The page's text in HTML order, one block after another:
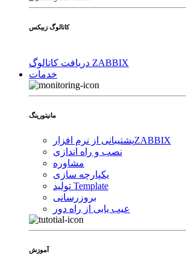
کاتالوگ زبیکس
دریافت کاتالوگ ZABBIX
خدمات
مانیتورینگ
پشتیبانی از نرم افزارZABBIX
نصب و راه اندازی
مشاوره
یکپارچه سازی
تولید Template
بروزرسانی
عیب یابی از راه دور
آموزش